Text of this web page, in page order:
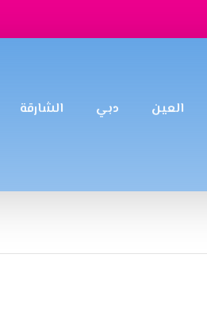
العين دبي الشارقة